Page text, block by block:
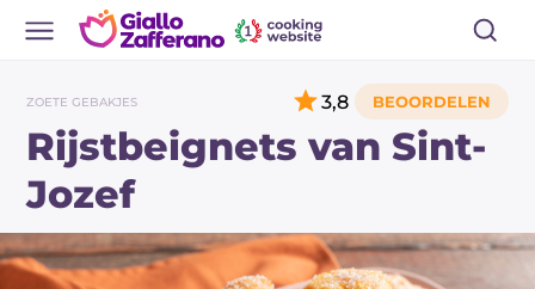
ZOETE GEBAKJES
Rijstbeignets van Sint-
Jozef
3,8